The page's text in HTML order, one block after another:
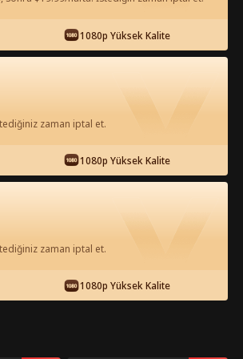
Uygulamada Ücretsiz İzle
KRALI VE AŞK
1080p Yüksek Kalite
zaman iptal et.
1080p Yüksek Kalite
zaman iptal et.
1080p Yüksek Kalite